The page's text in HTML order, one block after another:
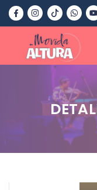
Saltar
contenido